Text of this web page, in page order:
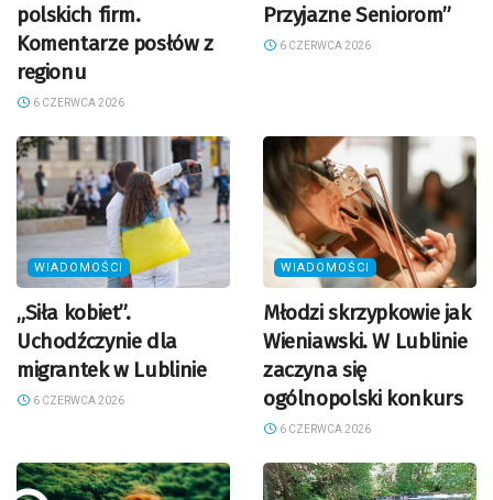
polskich firm.
Komentarze posłów z
regionu
6 CZERWCA 2026
Przyjazne Seniorom”
6 CZERWCA 2026
WIADOMOŚCI
„Siła kobiet”.
Uchodźczynie dla
migrantek w Lublinie
6 CZERWCA 2026
WIADOMOŚCI
Młodzi skrzypkowie jak
Wieniawski. W Lublinie
zaczyna się
ogólnopolski konkurs
6 CZERWCA 2026